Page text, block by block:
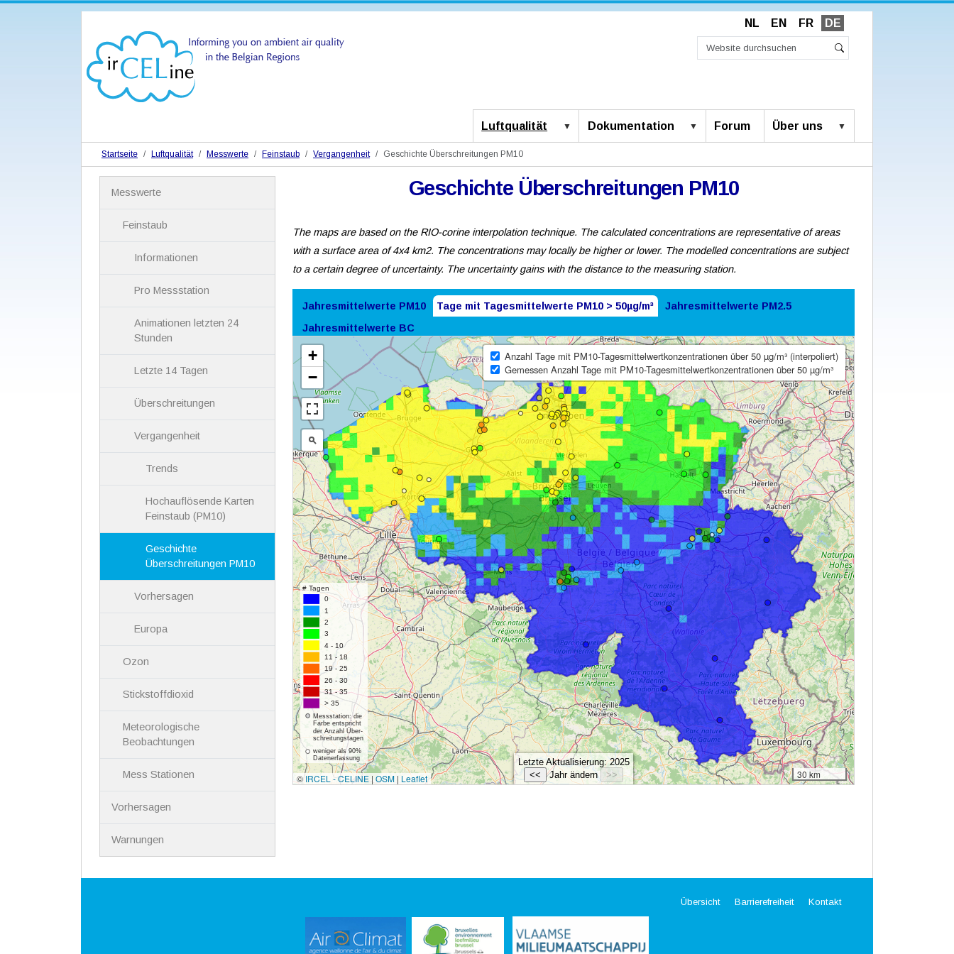
NL EN FR DE
Luftqualität Dokumentation Forum Über uns
Startseite Luftqualität Messwerte Feinstaub Vergangenheit Geschichte Überschreitungen PM10
Geschichte Überschreitungen PM10
The maps are based on the RIO-corine interpolation technique. The calculated concentrations are representative of areas
with a surface area of 4x4 km2. The concentrations may locally be higher or lower. The modelled concentrations are subject
to a certain degree of uncertainty. The uncertainty gains with the distance to the measuring station.
Jahresmittelwerte PM10 Tage mit Tagesmittelwerte PM10 > 50µg/m³
Jahresmittelwerte PM2.5
Jahresmittelwerte BC
Messwerte
Feinstaub
Informationen
Pro Messstation
Animationen letzten 24
Stunden
Letzte 14 Tagen
Überschreitungen
Vergangenheit
Trends
Hochauflösende Karten
Feinstaub (PM10)
Geschichte
Überschreitungen PM10
Vorhersagen
Europa
Ozon
Stickstoffdioxid
Meteorologische
Beobachtungen
Mess Stationen
Vorhersagen
Warnungen
Übersicht Barrierefreiheit Kontakt